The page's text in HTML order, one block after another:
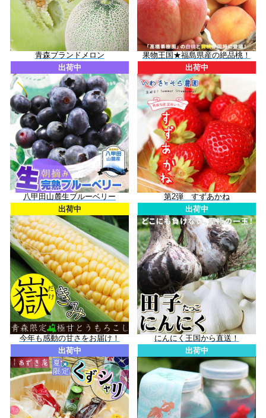
青森ブランドメロン
果物王国★福島県産の絶品桃！
出荷中
八甲田山麓生ブルーベリー
出荷中
第2弾 すずあかね
出荷中
今年も感動の甘さをお届け！
出荷中
にんにく王国から直送！
出荷中
出荷中